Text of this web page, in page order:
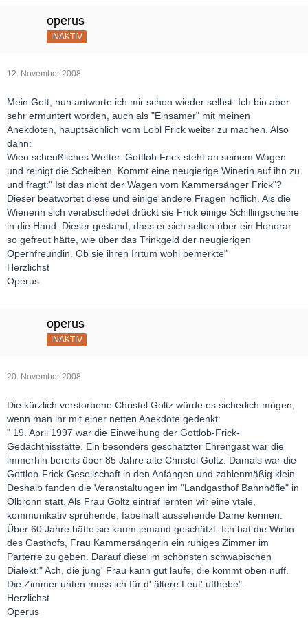
operus
INAKTIV
12. November 2008
Mein Gott, nun antworte ich mir schon wieder selbst. Ich bin aber
sehr ermuntert worden, auch als "Einsamer" mit meinen
Anekdoten, hauptsächlich vom Lobl Frick weiter zu machen. Also
dann:
Wien scheußliches Wetter. Gottlob Frick steht an seinem Wagen
und reinigt die Scheiben. Kommt eine neugierige Winerin auf ihn zu
und fragt:" Ist das nicht der Wagen vom Kammersänger Frick"?
Dieser beatwortet diese und einige andere Fragen höflich. Als die
Wienerin sich verabschiedet drückt sie Frick einige Schillingscheine
in die Hand. Dieser gestand, dass er sich selten über ein Honorar
so gefreut hätte, wie über das Trinkgeld der neugierigen
Opernfreundin. Ob sie ihren Irrtum wohl bemerkte"
Herzlichst
Operus
operus
INAKTIV
20. November 2008
Die kürzlich verstorbene Christel Goltz würde es sicherlich mögen,
wenn man ihr mit einer netten Anekdote gedenkt:
" 19. April 1997 war die Einweihung der Gottlob-Frick-
Gedächtnisstätte. Ein besonders geschätzter Ehrengast war die
immerhin bereits über 85 Jahre alte Christel Goltz. Damals war die
Gottlob-Frick-Gesellschaft in den Anfängen und zahlenmäßig klein.
Deshalb fanden die Veranstaltungen im "Landgasthof Bahnhöfle" in
Ölbronn statt. Als Frau Goltz eintraf lernten wir eine vtale,
kommunikativ sprühende, fabelhaft aussehende Dame kennen.
Über 60 Jahre hätte sie kaum jemand geschätzt. Ich bat die Wirtin
des Gasthofs, Frau Kammersängerin ein ruhiges Zimmer im
Parterre zu geben. Darauf diese im schönsten schwäbischen
Dialekt:" Ach, die jung' Frau kann gut laufe, die kommt oben nuff.
Die Zimmer unten muss ich für d' ältere Leut' uffhebe".
Herzlichst
Operus